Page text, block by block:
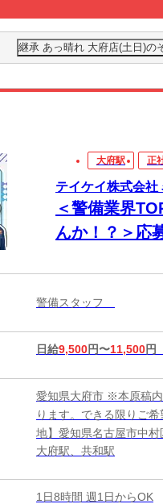
継承 あっ晴れ 大府店(土日)の
大府駅 正
テイケイ株式会社
＜警備業界
んか！？＞応
警備スタッフ
日給9,500円〜11,500円
愛知県大府市 ※本原稿
ります。できる限りご
地】愛知県名古屋市中
大府駅、共和駅
1日8時間 週1日からOK